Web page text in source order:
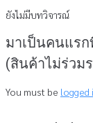
ยังไม่มีบทวิจารณ์
มาเป็นคนแรก
(สินค้าไม่ร่วม
You must be logged